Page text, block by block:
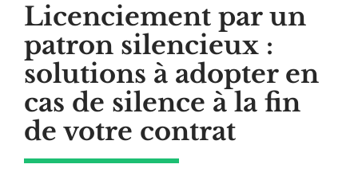
Licenciement par un
patron silencieux :
solutions à adopter en
cas de silence à la fin
de votre contrat